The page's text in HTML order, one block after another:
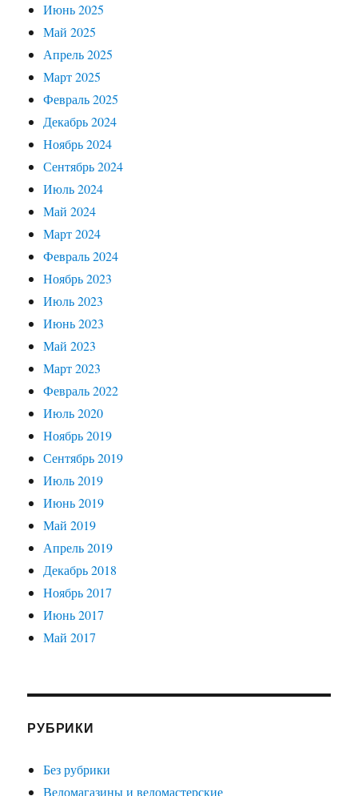
Июнь 2025
Май 2025
Апрель 2025
Март 2025
Февраль 2025
Декабрь 2024
Ноябрь 2024
Сентябрь 2024
Июль 2024
Май 2024
Март 2024
Февраль 2024
Ноябрь 2023
Июль 2023
Июнь 2023
Май 2023
Март 2023
Февраль 2022
Июль 2020
Ноябрь 2019
Сентябрь 2019
Июль 2019
Июнь 2019
Май 2019
Апрель 2019
Декабрь 2018
Ноябрь 2017
Июнь 2017
Май 2017
РУБРИКИ
Без рубрики
Веломагазины и веломастерские